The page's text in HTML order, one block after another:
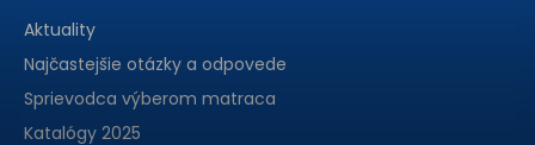
Aktuality
Najčastejšie otázky a odpovede
Sprievodca výberom matraca
Katalógy 2025